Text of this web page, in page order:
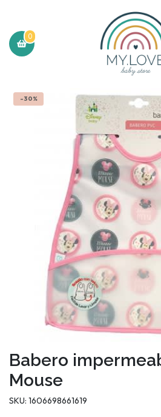
0
-30%
Babero
Mouse
SKU: 1606698661619